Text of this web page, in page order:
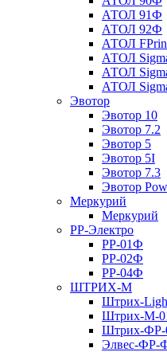
АТОЛ 91Ф
АТОЛ 92Ф
АТОЛ
АТОЛ
АТОЛ
АТОЛ
Эвотор
Эвотор 10
Эвотор 7.2
Эвотор 5
Эвотор 5I
Эвотор 7.3
Эвотор
Меркурий
Меркурий
РР-Электро
РР-01Ф
РР-02Ф
РР-04Ф
ШТРИХ-М
Штрих-
Штрих-М-
Штрих-
Элвес-ФР-